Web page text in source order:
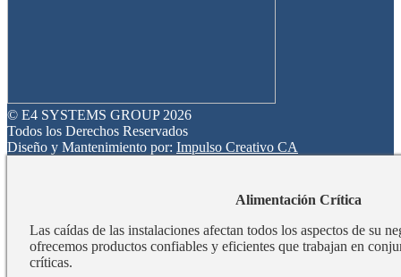
© E4 SYSTEMS GROUP 2026
Todos los Derechos Reservados
Diseño y Mantenimiento por: Impulso Creativo CA
Alimentación Crítica
Las caídas de las instalaciones afectan todos los aspectos de su
ofrecemos productos confiables y eficientes que trabajan en
críticas.